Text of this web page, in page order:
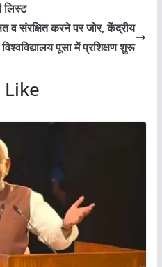
लिस्ट
व संरक्षित करने पर जोर, केंद्रीय
पूसा में प्रशिक्षण शुरू